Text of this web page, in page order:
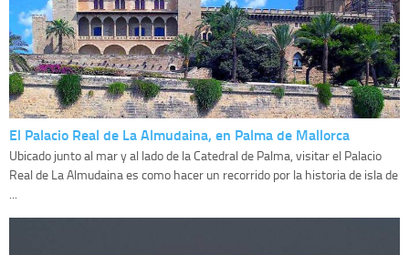
El Palacio Real de La Almudaina, en Palma de Mallorca
Ubicado junto al mar y al lado de la Catedral de Palma, visitar el Palacio
Real de La Almudaina es como hacer un recorrido por la historia de isla de
...